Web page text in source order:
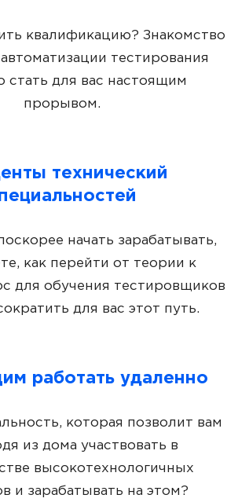
квалификацию? Знакомство
тестирования
стать для вас настоящим
прорывом.
технический
начать зарабатывать,
как перейти от теории к
для обучения тестировщиков
для вас этот путь.
работать удаленно
которая позволит вам
из дома участвовать в
высокотехнологичных
и зарабатывать на этом?